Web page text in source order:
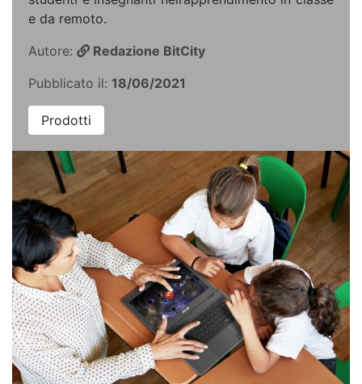
e da remoto.
Autore:
Redazione BitCity
Pubblicato il: 18/06/2021
Prodotti